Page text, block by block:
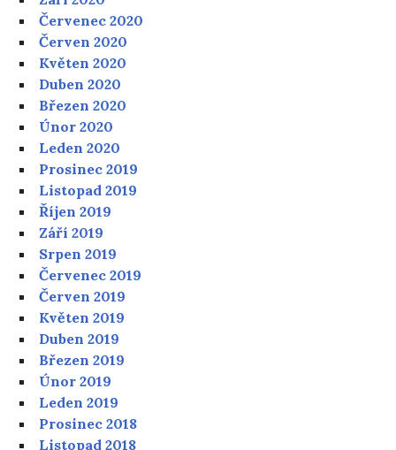
Červenec 2020
Červen 2020
Květen 2020
Duben 2020
Březen 2020
Únor 2020
Leden 2020
Prosinec 2019
Listopad 2019
Říjen 2019
Září 2019
Srpen 2019
Červenec 2019
Červen 2019
Květen 2019
Duben 2019
Březen 2019
Únor 2019
Leden 2019
Prosinec 2018
Listopad 2018